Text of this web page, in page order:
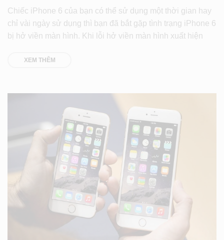
Chiếc iPhone 6 của bạn có thể sử dụng một thời gian hay
chỉ vài ngày sử dụng thì bạn đã bắt gặp tình trạng iPhone 6
bị hở viền màn hình. Khi lỗi hở viền màn hình xuất hiện
XEM THÊM